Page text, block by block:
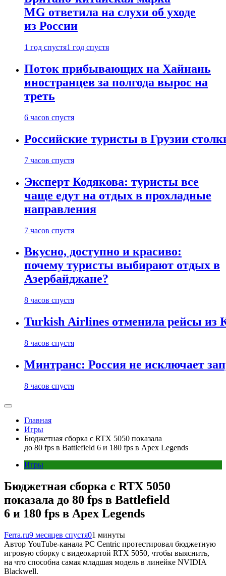
MG ответила на слухи об уходе
из России
1 год спустя1 год спустя
Поток прибывающих на Хайнань
иностранцев за полгода вырос на
треть
6 часов спустя
Российские туристы в Грузии
7 часов спустя
Эксперт Кодякова: туристы все
чаще едут на отдых в прохладные
направления
7 часов спустя
Вкусно, доступно и красиво:
почему туристы выбирают отдых в
Азербайджане?
8 часов спустя
Turkish Airlines отменила рейсы из
8 часов спустя
Минтранс: Россия не исключает
8 часов спустя
Главная
Игры
Бюджетная сборка с RTX 5050 показала
до 80 fps в Battlefield 6 и 180 fps в Apex Legends
Игры
Бюджетная сборка с RTX 5050
показала до 80 fps в Battlefield
6 и 180 fps в Apex Legends
Ferra.ru9 месяцев спустя01 минуты
Автор YouTube-канала PC Centric протестировал бюджетную
игровую сборку с видеокартой RTX 5050, чтобы выяснить,
на что способна самая младшая модель в линейке NVIDIA
Blackwell.